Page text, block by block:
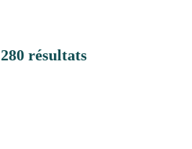
280 résultats